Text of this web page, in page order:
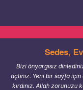
Sedes, Ev
Bizi önyargısız
açtınız. Yeni bir sayfa için
kırdınız. Allah zorunuzu